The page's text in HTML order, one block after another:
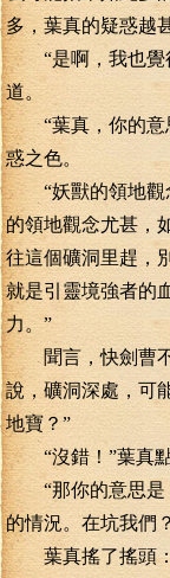
多，葉真的疑惑越
“是啊，我也覺
道。
“葉真，你的意思
惑之色。
“妖獸的領地觀
的領地觀念尤甚，
往這個礦洞里趕，
就是引靈境強者的
力。”
聞言，快劍曹不
說，礦洞深處，可
地寶？”
“沒錯！”葉真點
“那你的意思是
的情況。在坑我們
葉真搖了搖頭：